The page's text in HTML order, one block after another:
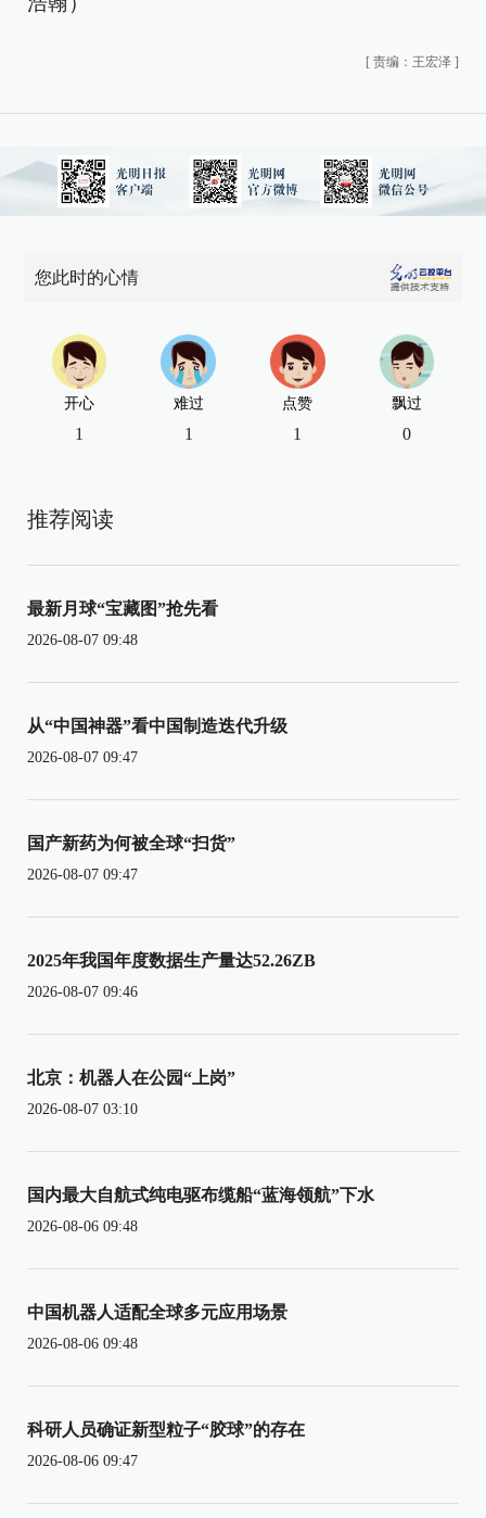
[ 责编：王宏泽 ]
您此时的心情
开心
1
难过
1
点赞
1
飘过
0
推荐阅读
最新月球“宝藏图”抢先看
2026-08-07 09:48
从“中国神器”看中国制造迭代升级
2026-08-07 09:47
国产新药为何被全球“扫货”
2026-08-07 09:47
2025年我国年度数据生产量达52.26ZB
2026-08-07 09:46
北京：机器人在公园“上岗”
2026-08-07 03:10
国内最大自航式纯电驱布缆船“蓝海领航”下水
2026-08-06 09:48
中国机器人适配全球多元应用场景
2026-08-06 09:48
科研人员确证新型粒子“胶球”的存在
2026-08-06 09:47